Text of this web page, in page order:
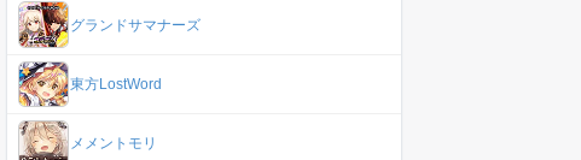
グランドサマナーズ
東方LostWord
メメントモリ